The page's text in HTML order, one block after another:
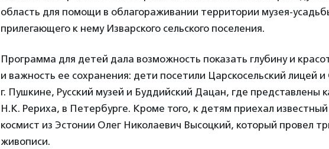
область для помощи в облагораживании территории музея-
прилегающего к нему Изварского сельского поселения.
Программа для детей дала возможность показать глубину и
и важность ее сохранения: дети посетили Царскосельский лицей
г. Пушкине, Русский музей и Буддийский Дацан, где представлены
Н.К. Рериха, в Петербурге. Кроме того, к детям приехал
космист из Эстонии Олег Николаевич Высоцкий, который провел
живописи.